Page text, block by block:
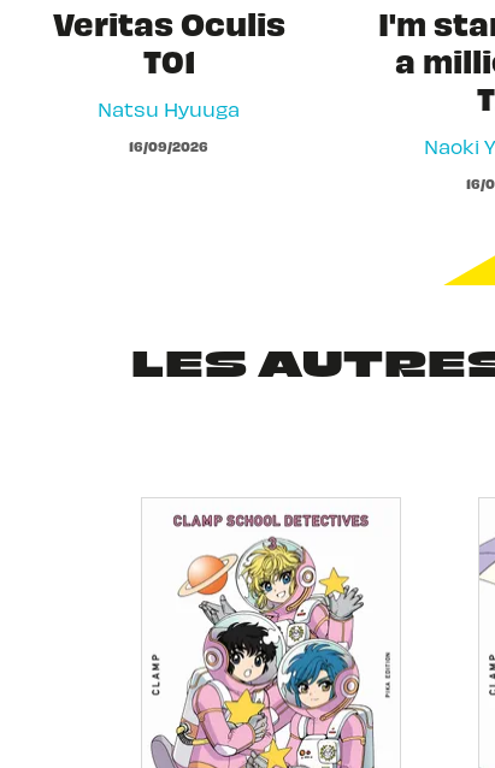
Veritas Oculis
T01
Natsu Hyuuga
16/09/2026
I'm
a
Naoki
16/
LES